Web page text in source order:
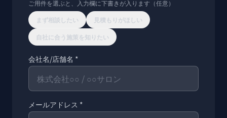
ご用件を選ぶと、入力欄に下書きが入ります（任意）
まず相談したい
見積もりがほしい
自社に合う施策を知りたい
会社名/店舗名 *
メールアドレス *